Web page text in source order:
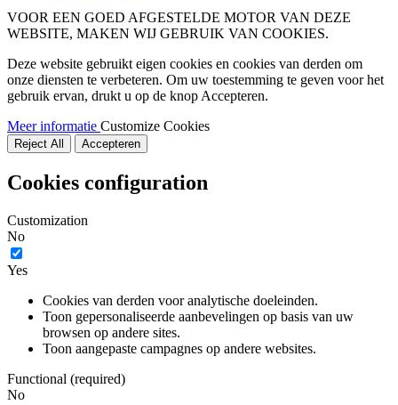
VOOR EEN GOED AFGESTELDE MOTOR VAN DEZE
WEBSITE, MAKEN WIJ GEBRUIK VAN COOKIES.
Deze website gebruikt eigen cookies en cookies van derden om
onze diensten te verbeteren. Om uw toestemming te geven voor het
gebruik ervan, drukt u op de knop Accepteren.
Meer informatie Customize Cookies
Reject All Accepteren
Cookies configuration
Customization
No
Yes
Cookies van derden voor analytische doeleinden.
Toon gepersonaliseerde aanbevelingen op basis van uw
browsen op andere sites.
Toon aangepaste campagnes op andere websites.
Functional (required)
No